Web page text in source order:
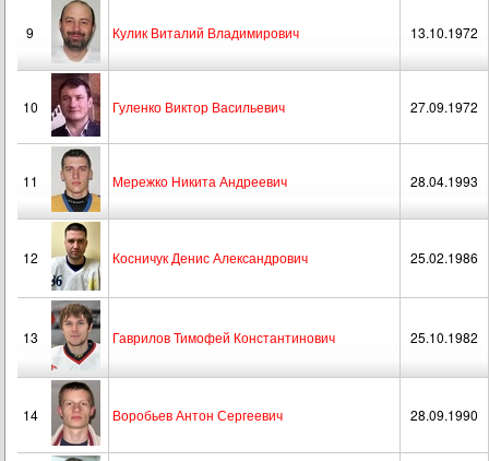
9 Кулик Виталий Владимирович 13.10.1972
10 Гуленко Виктор Васильевич 27.09.1972
11 Мережко Никита Андреевич 28.04.1993
12 Косничук Денис Александрович 25.02.1986
13 Гаврилов Тимофей Константинович 25.10.1982
14 Воробьев Антон Сергеевич 28.09.1990